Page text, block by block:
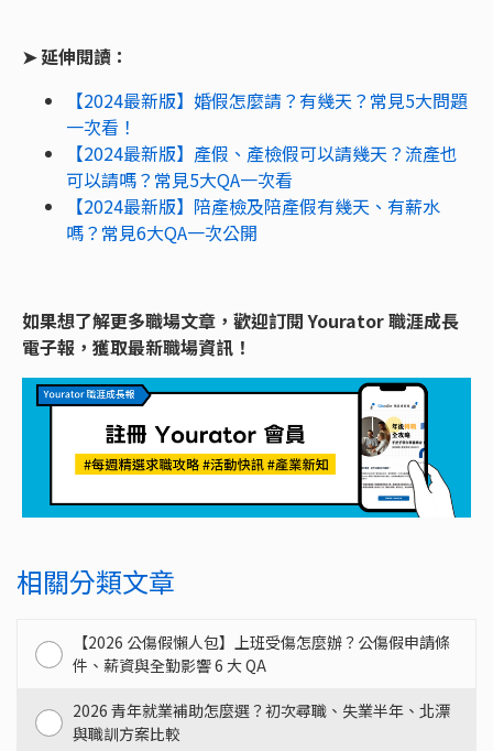
➤ 延伸閱讀：
【2024最新版】婚假怎麼請？有幾天？常見5大問題
一次看！
【2024最新版】產假、產檢假可以請幾天？流產也
可以請嗎？常見5大QA一次看
【2024最新版】陪產檢及陪產假有幾天、有薪水
嗎？常見6大QA一次公開
如果想了解更多職場文章，歡迎訂閱 Yourator 職涯成長
電子報，獲取最新職場資訊！
相關分類文章
【2026 公傷假懶人包】上班受傷怎麼辦？公傷假申請條
件、薪資與全勤影響 6 大 QA
2026 青年就業補助怎麼選？初次尋職、失業半年、北漂
與職訓方案比較